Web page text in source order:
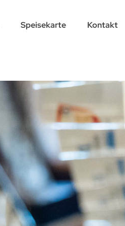
Speisekarte Kontakt